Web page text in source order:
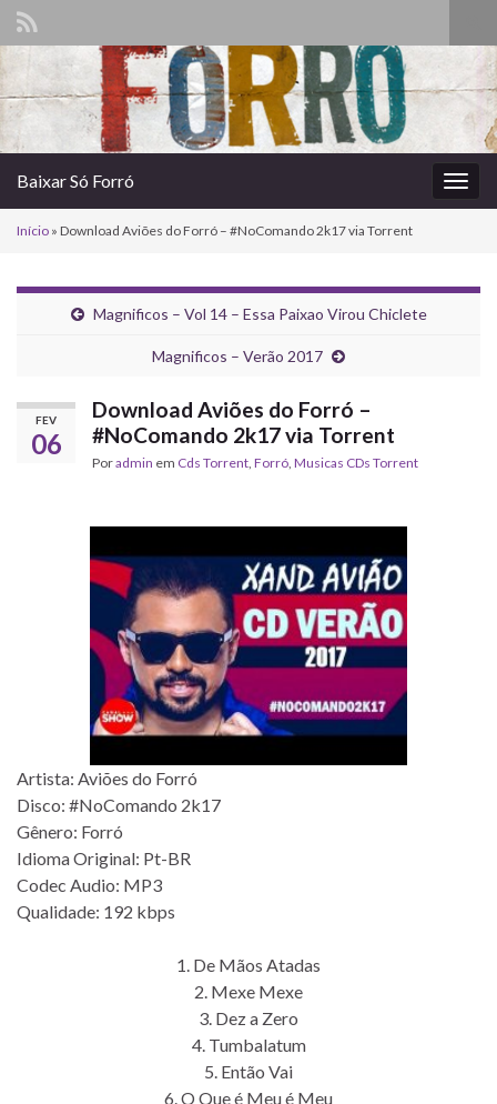
Search for:
Baixar Só Forró
Início » Download Aviões do Forró – #NoComando 2k17 via Torrent
Magnificos – Vol 14 – Essa Paixao Virou Chiclete
Magnificos – Verão 2017
FEV
06
Download Aviões do Forró –
#NoComando 2k17 via Torrent
Poradmin em Cds Torrent Forró ‎Musicas CDs Torrent
Artista: Aviões do Forró
Disco: #NoComando 2k17
Gênero: Forró
Idioma Original: Pt-BR
Codec Audio: MP3
Qualidade: 192 kbps
1. De Mãos Atadas
2. Mexe Mexe
3. Dez a Zero
4. Tumbalatum
5. Então Vai
6. O Que é Meu é Meu